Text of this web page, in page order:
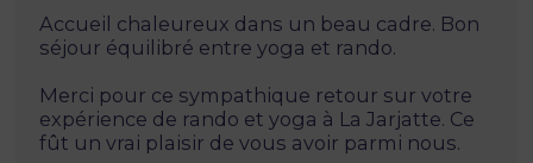
Accueil chaleureux dans un beau cadre. Bon
séjour équilibré entre yoga et rando.
Merci pour ce sympathique retour sur votre
expérience de rando et yoga à La Jarjatte. Ce
fût un vrai plaisir de vous avoir parmi nous.